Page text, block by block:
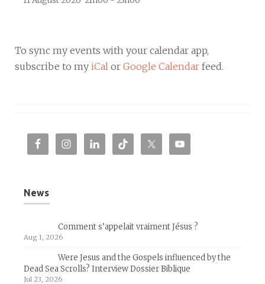
To sync my events with your calendar app,
subscribe to my iCal or Google Calendar feed.
News
Comment s’appelait vraiment Jésus ?
Aug 1, 2026
Were Jesus and the Gospels influenced by the
Dead Sea Scrolls? Interview Dossier Biblique
Jul 23, 2026